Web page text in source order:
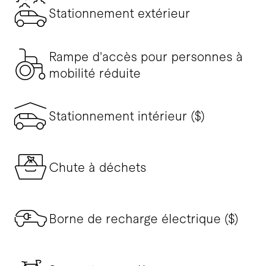
Stationnement extérieur
Rampe d'accès pour personnes à
mobilité réduite
Stationnement intérieur ($)
Chute à déchets
Borne de recharge électrique ($)